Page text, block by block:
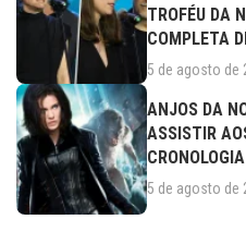
TROFÉU DA
COMPLETA
5 de agosto de
ANJOS DA
ASSISTIR
5 de agosto de